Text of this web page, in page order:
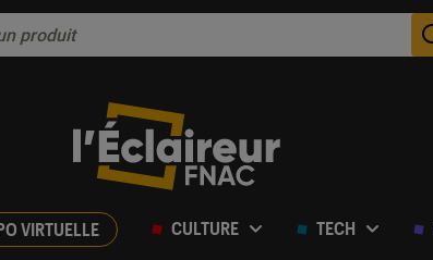
VIRTUELLE CULTURE TECH